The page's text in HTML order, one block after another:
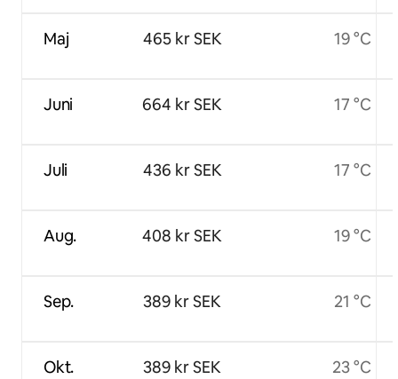
Maj
Juni
Juli
Aug.
Sep.
Okt.
465 kr SEK
664 kr SEK
436 kr SEK
408 kr SEK
389 kr SEK
389 kr SEK
19 °C
17 °C
17 °C
19 °C
21 °C
23 °C